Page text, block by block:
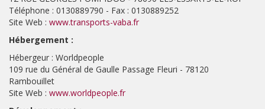
Téléphone : 0130889790 - Fax : 0130889252
Site Web : www.transports-vaba.fr
Hébergement :
Hébergeur : Worldpeople
109 rue du Général de Gaulle Passage Fleuri - 78120
Rambouillet
Site Web : www.worldpeople.fr